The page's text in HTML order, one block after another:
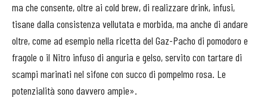
ma che consente, oltre ai cold brew, di realizzare drink, infusi,
tisane dalla consistenza vellutata e morbida, ma anche di andare
oltre, come ad esempio nella ricetta del Gaz-Pacho di pomodoro e
fragole o il Nitro infuso di anguria e gelso, servito con tartare di
scampi marinati nel sifone con succo di pompelmo rosa. Le
potenzialità sono davvero ampie».